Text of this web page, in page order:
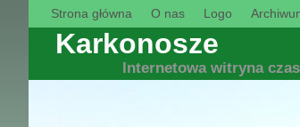
Strona główna O nas Logo
Karkonosze
Internetowa witryna